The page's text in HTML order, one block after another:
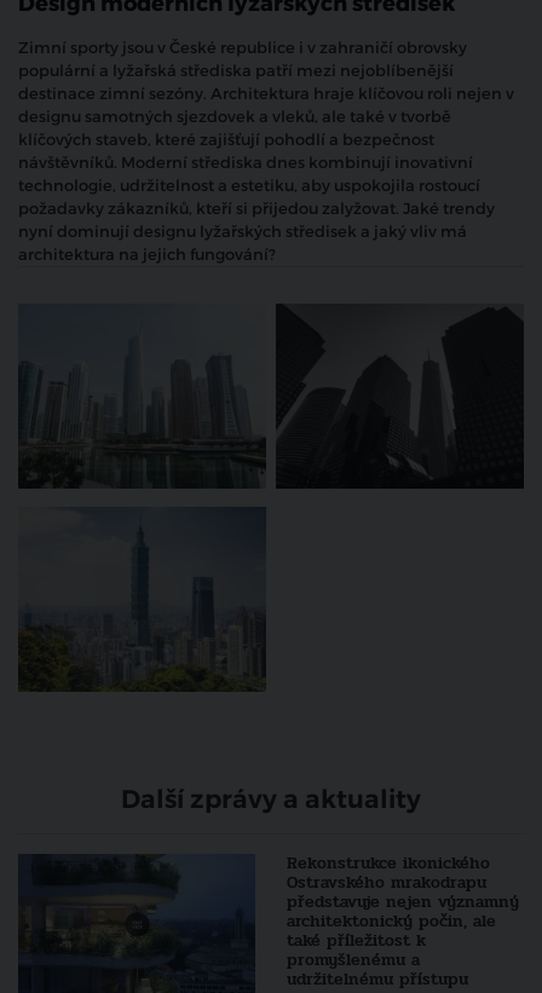
Zimní sporty jsou v České republice i v zahraničí obrovsky
populární a lyžařská střediska patří mezi nejoblíbenější
destinace zimní sezóny. Architektura hraje klíčovou roli nejen v
designu samotných sjezdovek a vleků, ale také v tvorbě
klíčových staveb, které zajišťují pohodlí a bezpečnost
návštěvníků. Moderní střediska dnes kombinují inovativní
technologie, udržitelnost a estetiku, aby uspokojila rostoucí
požadavky zákazníků, kteří si přijedou zalyžovat. Jaké trendy
nyní dominují designu lyžařských středisek a jaký vliv má
architektura na jejich fungování?
Další zprávy a aktuality
Rekonstrukce ikonického
Ostravského mrakodrapu
představuje nejen významný
architektonický počin, ale
také příležitost k
promyšlenému a
udržitelnému přístupu